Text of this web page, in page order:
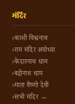
मंदिर
काशी विश्वनाथ
राम मंदिर अयोध्या
केदारनाथ धाम
बद्रीनाथ धाम
माता वैष्णो देवी
सभी मंदिर →